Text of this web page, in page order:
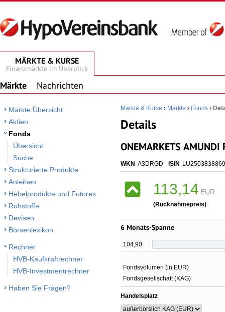
MÄRKTE & KURSE
Finanzmärkte im Überblick
Märkte Nachrichten
Märkte Übersicht
Aktien
Fonds
Übersicht
Suche
Strukturierte Produkte
Anleihen
Hebelprodukte und Futures
Rohstoffe
Devisen
Börsenlexikon
Rechner
HVB-Kaufkraftrechner
HVB-Investmentrechner
Haben Sie Fragen?
Märkte & Kurse › Märkte › Fonds ›
Details
ONEMARKETS AMUNDI
WKN A3DRGD ISIN LU2503838869
113,14 EUR
(Rücknahmepreis)
6 Monats-Spanne
104,90
Fondsvolumen (in EUR)
Fondsgesellschaft (KAG)
Handelsplatz